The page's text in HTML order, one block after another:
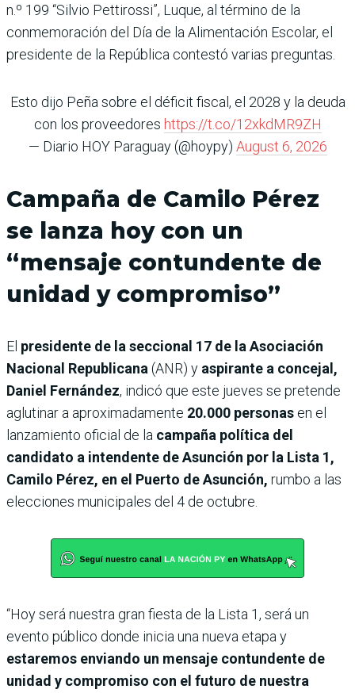
n.º 199 “Silvio Pettirossi”, Luque, al término de la
conmemoración del Día de la Alimentación Escolar, el
presidente de la República contestó varias preguntas.
Esto dijo Peña sobre el déficit fiscal, el 2028 y la deuda
con los proveedores https://t.co/12xkdMR9ZH
— Diario HOY Paraguay (@hoypy) August 6, 2026
Campaña de Camilo Pérez
se lanza hoy con un
“mensaje contundente de
unidad y compromiso”
El presidente de la seccional 17 de la Asociación
Nacional Republicana (ANR) y aspirante a concejal,
Daniel Fernández, indicó que este jueves se pretende
aglutinar a aproximadamente 20.000 personas en el
lanzamiento oficial de la campaña política del
candidato a intendente de Asunción por la Lista 1,
Camilo Pérez, en el Puerto de Asunción, rumbo a las
elecciones municipales del 4 de octubre.
“Hoy será nuestra gran fiesta de la Lista 1, será un
evento público donde inicia una nueva etapa y
estaremos enviando un mensaje contundente de
unidad y compromiso con el futuro de nuestra